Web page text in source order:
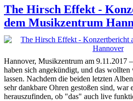
The Hirsch Effekt -
dem Musikzentrum
Hannover, Musikzentrum am
haben sich angekündigt, und das wollten
lassen. Nachdem die beiden letzten
sehr dankbare Ohren gestoßen sind, war
herauszufinden, ob "das" auch live